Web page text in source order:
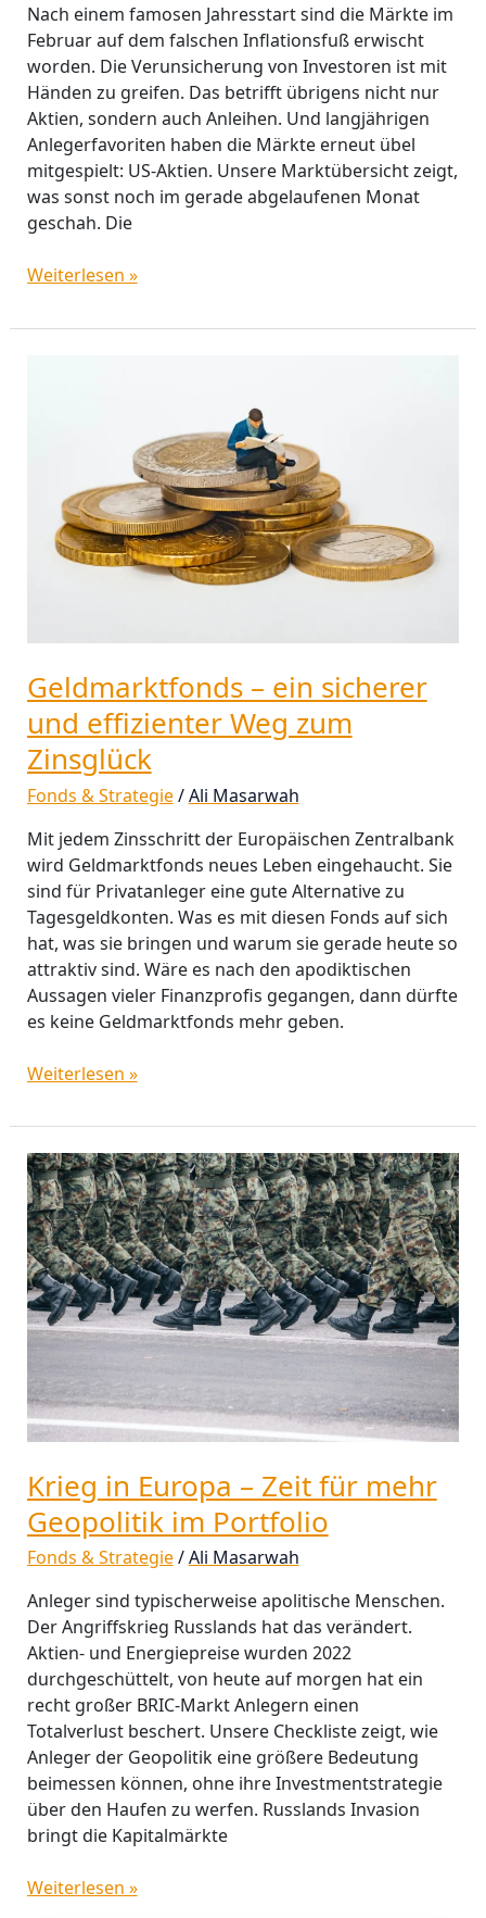
Nach einem famosen Jahresstart sind die Märkte im
Februar auf dem falschen Inflationsfuß erwischt
worden. Die Verunsicherung von Investoren ist mit
Händen zu greifen. Das betrifft übrigens nicht nur
Aktien, sondern auch Anleihen. Und langjährigen
Anlegerfavoriten haben die Märkte erneut übel
mitgespielt: US-Aktien. Unsere Marktübersicht zeigt,
was sonst noch im gerade abgelaufenen Monat
geschah. Die
Weiterlesen »
Geldmarktfonds – ein sicherer
und effizienter Weg zum
Zinsglück
Fonds & Strategie/Ali Masarwah
Mit jedem Zinsschritt der Europäischen Zentralbank
wird Geldmarktfonds neues Leben eingehaucht. Sie
sind für Privatanleger eine gute Alternative zu
Tagesgeldkonten. Was es mit diesen Fonds auf sich
hat, was sie bringen und warum sie gerade heute so
attraktiv sind. Wäre es nach den apodiktischen
Aussagen vieler Finanzprofis gegangen, dann dürfte
es keine Geldmarktfonds mehr geben.
effizienter
Weg
zum
Zinsglück
Weiterlesen »
Krieg in Europa – Zeit für mehr
Geopolitik im Portfolio
Fonds & Strategie/Ali Masarwah
Anleger sind typischerweise apolitische Menschen.
Der Angriffskrieg Russlands hat das verändert.
Aktien- und Energiepreise wurden 2022
durchgeschüttelt, von heute auf morgen hat ein
recht großer BRIC-Markt Anlegern einen
Totalverlust beschert. Unsere Checkliste zeigt, wie
Anleger der Geopolitik eine größere Bedeutung
beimessen können, ohne ihre Investmentstrategie
über den Haufen zu werfen. Russlands Invasion
bringt die Kapitalmärkte
Krieg
in
Europa
–
Zeit
für
mehr
Geopolitik
im
Portfolio
Weiterlesen »